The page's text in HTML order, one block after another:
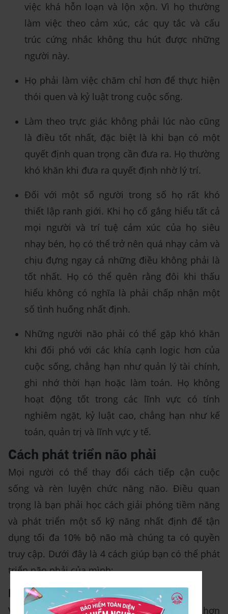
việc khá hỗn loạn và lộn xộn. Vì họ thường
làm việc theo cảm xúc, các quy tắc và cấu
trúc cứng nhắc không thu hút được những
người này.
Họ phải làm việc chăm chỉ hơn để thực hiện
thói quen và kỷ luật trong cuộc sống.
Làm theo trực giác không phải lúc nào cũng
là điều tốt nhất, đặc biệt là khi bạn có một
quyết định quan trọng cần đưa ra. Họ thường
khó khăn khi đưa ra quyết định nhờ lý trí.
Đối với một số người trong số họ rất khó
thiết lập ranh giới. Khi họ cố gắng hiểu tất cả
mọi người và trí tuệ cảm xúc của họ siêu
nhạy bén, họ có thể trở nên quá nhạy cảm và
chịu đựng ngay cả những điều không phải là
tốt nhất. Họ có thể quên rằng đôi khi thấu
hiểu không có nghĩa là phải chấp nhận một
số tình huống nhất định.
Những người não phải có thể gặp khó khăn
khi đối phó với các khía cạnh logic hơn của
cuộc sống, chẳng hạn như quản lý tài chính,
ghi nhớ thời hạn hoặc làm toán. Họ không
hoạt động tốt trong các lĩnh vực có tính
nghiêm ngặt, kỷ luật cao, chẳng hạn như kế
toán, quản trị và lĩnh vực y tế.
Cách phát triển não phải
Mọi người có thể thay đổi cách tiếp cận cuộc
sống và rèn luyện chức năng não. Điều quan
trọng là bạn phải học cách giải phóng tiềm năng
và phát triển một số kỹ năng nhất định để tận
dụng tối đa 10% bộ não mà chúng ta có quyền
truy cập. Dưới đây là 4 cách giúp bạn có thể phát
triển não phải của mình:
Bài tập tinh thần
Vì não phải mạnh về sự sáng tạo và đổi mới hơn